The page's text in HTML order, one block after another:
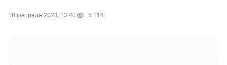
18 февраля 2023, 13:40 5 118